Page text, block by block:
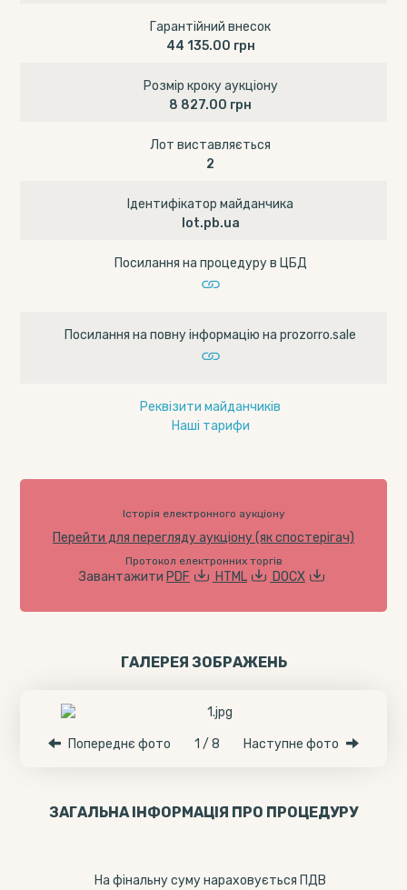
Гарантійний внесок
44 135.00 грн
Розмір кроку аукціону
8 827.00 грн
Лот виставляється
2
Ідентифікатор майданчика
lot.pb.ua
Посилання на процедуру в ЦБД
Посилання на повну інформацію на prozorro.sale
Реквізити майданчиків
Наші тарифи
Історія електронного аукціону
Перейти для перегляду аукціону (як спостерігач)
Протокол електронних торгів
Завантажити PDF HTML DOCX
ГАЛЕРЕЯ ЗОБРАЖЕНЬ
Попереднє фото 1 / 8 Наступне фото
ЗАГАЛЬНА ІНФОРМАЦІЯ ПРО ПРОЦЕДУРУ
На фінальну суму нараховується ПДВ